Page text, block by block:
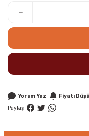
Yorum Yaz
Fiyatı
Paylaş